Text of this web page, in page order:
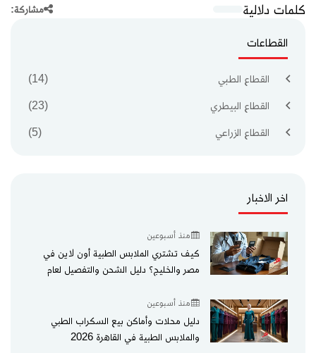
كلمات دلالية مشاركة:
القطاعات
القطاع الطبي (14)
القطاع البيطري (23)
القطاع الزراعي (5)
اخر الاخبار
منذ أسبوعين
كيف تشتري الملابس الطبية أون لاين في
مصر والخليج؟ دليل الشحن والتفصيل لعام
منذ أسبوعين
دليل محلات وأماكن بيع السكراب الطبي
والملابس الطبية في القاهرة 2026